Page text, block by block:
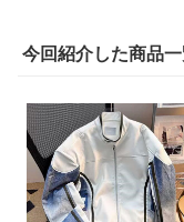
今回紹介した商品